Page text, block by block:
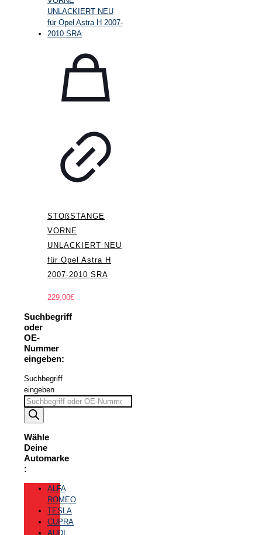
STOßSTANGE
VORNE
UNLACKIERT NEU
für Opel Astra H
2007-2010 SRA
229,00€
Suchbegriff
oder
OE-
Nummer
eingeben:
Suchbegriff
eingeben
Wähle
Deine
Automarke
:
ALFA
ROMEO
TESLA
CUPRA
AUDI